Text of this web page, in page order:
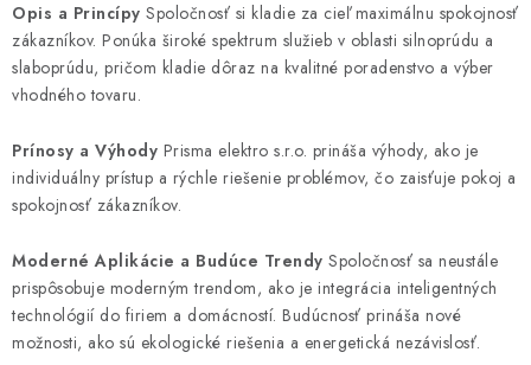
Obchodné podmienky
Ochrana osobných údajov
Reklamačný poriadok
Kontakt
Opis a Princípy Spoločnosť si kladie za cieľ maximálnu spokojnosť
zákazníkov. Ponúka široké spektrum služieb v oblasti silnoprúdu a
slaboprúdu, pričom kladie dôraz na kvalitné poradenstvo a výber
vhodného tovaru.
Prínosy a Výhody Prisma elektro s.r.o. prináša výhody, ako je
individuálny prístup a rýchle riešenie problémov, čo zaisťuje pokoj a
spokojnosť zákazníkov.
Moderné Aplikácie a Budúce Trendy Spoločnosť sa neustále
prispôsobuje moderným trendom, ako je integrácia inteligentných
technológií do firiem a domácností. Budúcnosť prináša nové
možnosti, ako sú ekologické riešenia a energetická nezávislosť.